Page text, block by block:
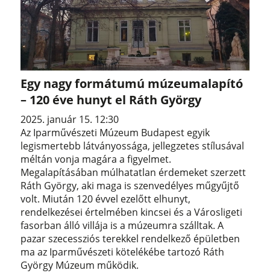
Egy nagy formátumú múzeumalapító
– 120 éve hunyt el Ráth György
2025. január 15. 12:30
Az Iparművészeti Múzeum Budapest egyik
legismertebb látványossága, jellegzetes stílusával
méltán vonja magára a figyelmet.
Megalapításában múlhatatlan érdemeket szerzett
Ráth György, aki maga is szenvedélyes műgyűjtő
volt. Miután 120 évvel ezelőtt elhunyt,
rendelkezései értelmében kincsei és a Városligeti
fasorban álló villája is a múzeumra szálltak. A
pazar szecessziós terekkel rendelkező épületben
ma az Iparművészeti kötelékébe tartozó Ráth
György Múzeum működik.